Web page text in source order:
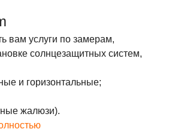
вам услуги по замерам,
солнцезащитных систем,
и горизонтальные;
жалюзи).